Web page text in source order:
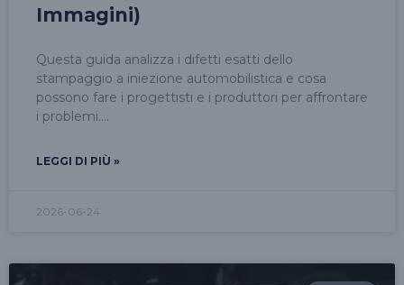
Immagini)
Questa guida analizza i difetti esatti dello
stampaggio a iniezione automobilistica e cosa
possono fare i progettisti e i produttori per affrontare
i problemi.
LEGGI DI PIÙ »
2026-06-24